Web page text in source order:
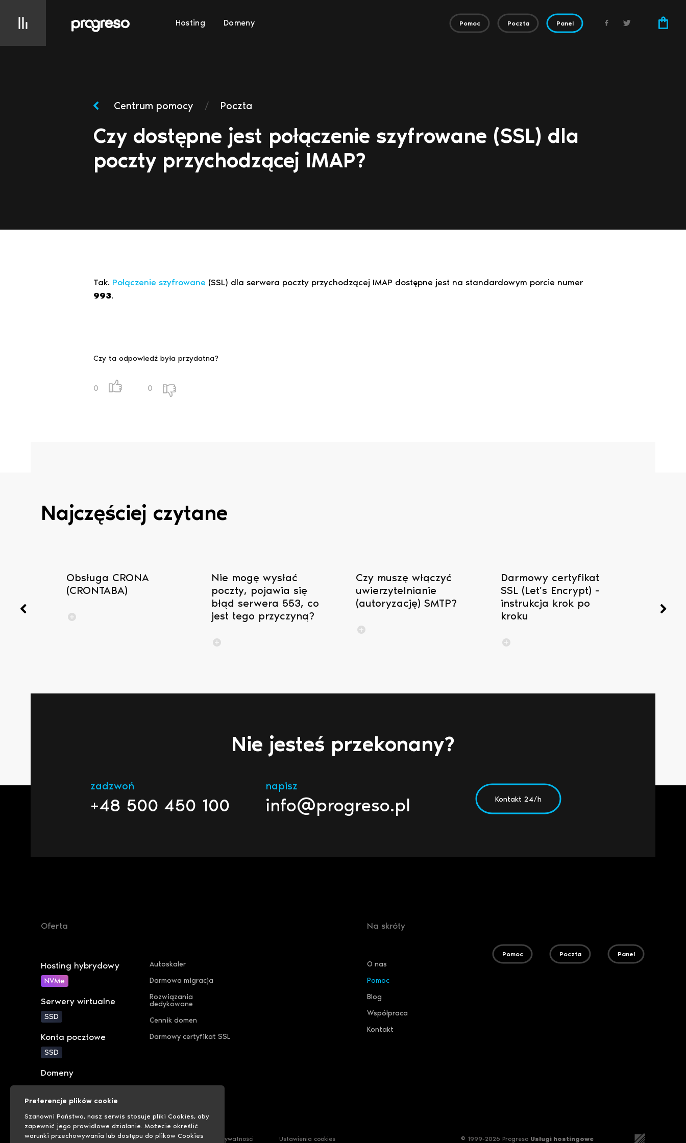
Hosting Domeny Pomoc Poczta Panel
Centrum pomocy / Poczta
Czy dostępne jest połączenie szyfrowane (SSL) dla
poczty przychodzącej IMAP?
Tak. Połączenie szyfrowane (SSL) dla serwera poczty przychodzącej IMAP dostępne jest na standardowym porcie numer
993.
Czy ta odpowiedź była przydatna?
0 0
Najczęściej czytane
Obsługa CRONA
(CRONTABA)
Nie mogę wysłać
poczty, pojawia się
błąd serwera 553, co
jest tego przyczyną?
Czy muszę włączyć
uwierzytelnianie
(autoryzację) SMTP?
Darmowy certyfikat
SSL (Let's Encrypt) -
instrukcja krok po
kroku
Nie jesteś przekonany?
zadzwoń
+48 500 450 100
napisz
info@progreso.pl Kontakt 24/h
Oferta
Hosting hybrydowy
NVMe
Serwery wirtualne
SSD
Konta pocztowe
SSD
Domeny
Autoskaler
Darmowa migracja
Rozwiązania
dedykowane
Cennik domen
Darmowy certyfikat SSL
Na skróty
O nas
Pomoc
Blog
Współpraca
Kontakt
Pomoc Poczta Panel
Polityka cookies Polityka prywatności Ustawienia cookies © 1999-2026 Progreso Usługi hostingowe
Preferencje plików cookie
Szanowni Państwo, nasz serwis stosuje pliki Cookies, aby
zapewnić jego prawidłowe działanie. Możecie określić
warunki przechowywania lub dostępu do plików Cookies